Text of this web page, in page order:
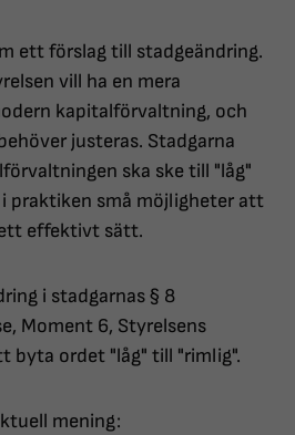
ett förslag till stadgeändring.
vill ha en mera
kapitalförvaltning, och
justeras. Stadgarna
ska ske till "låg"
praktiken små möjligheter att
effektivt sätt.
i stadgarnas § 8
Moment 6, Styrelsens
byta ordet "låg" till "rimlig".
mening: